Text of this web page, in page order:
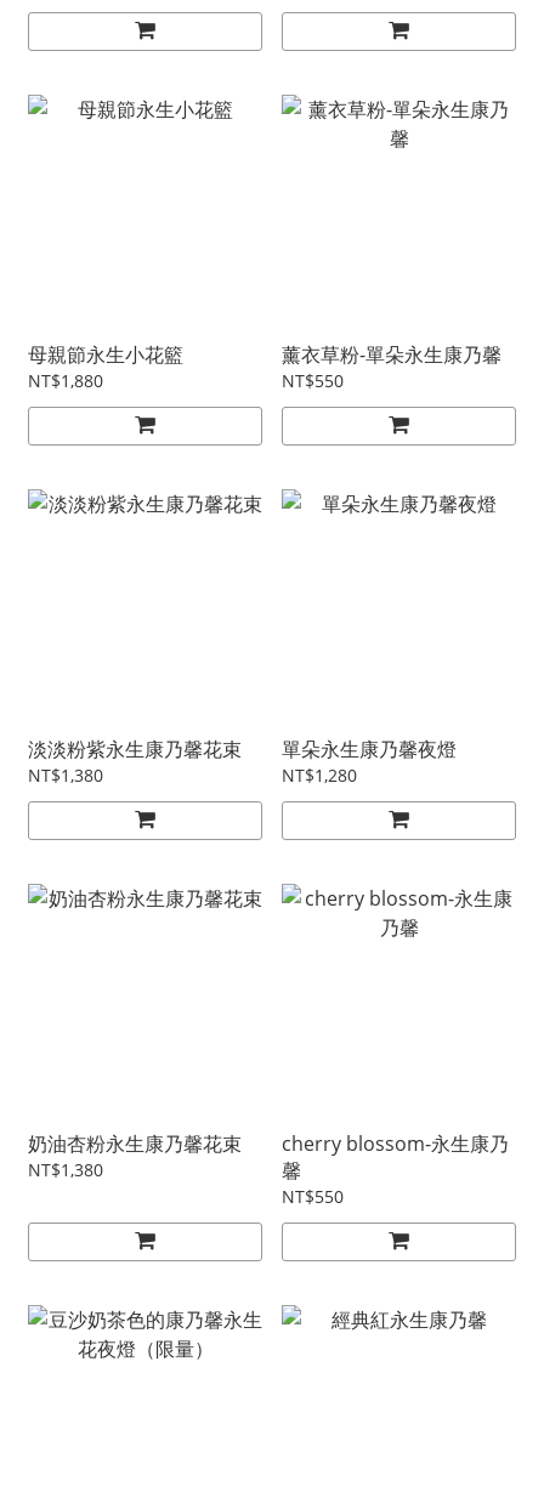
母親節永生小花籃
NT$1,880
薰衣草粉-單朵永生康乃馨
NT$550
淡淡粉紫永生康乃馨花束
NT$1,380
單朵永生康乃馨夜燈
NT$1,280
奶油杏粉永生康乃馨花束
NT$1,380
cherry blossom-永生康乃
馨
NT$550